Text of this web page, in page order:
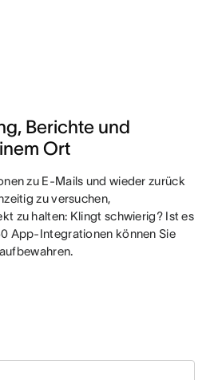
Berichte und
Ort
zu E-Mails und wieder zurück
zu versuchen,
zu halten: Klingt schwierig? Ist es
App-Integrationen können Sie